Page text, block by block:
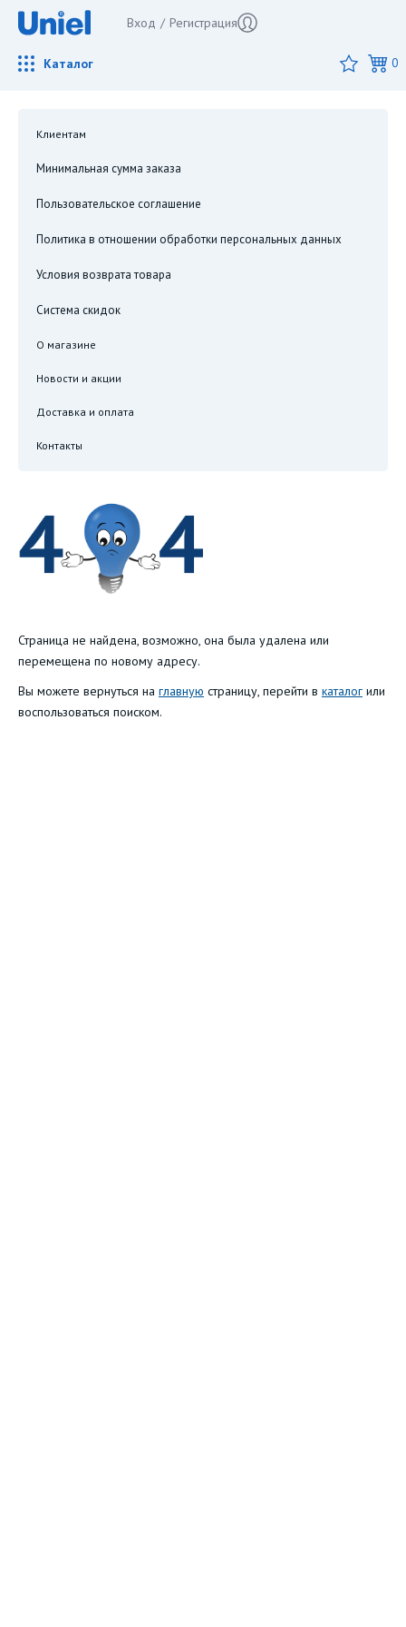
Вход / Регистрация
Каталог 0
Клиентам
Минимальная сумма заказа
Пользовательское соглашение
Политика в отношении обработки персональных данных
Условия возврата товара
Система скидок
О магазине
Новости и акции
Доставка и оплата
Контакты
Страница не найдена, возможно, она была удалена или
перемещена по новому адресу.
Вы можете вернуться на главную страницу, перейти в каталог или
воспользоваться поиском.